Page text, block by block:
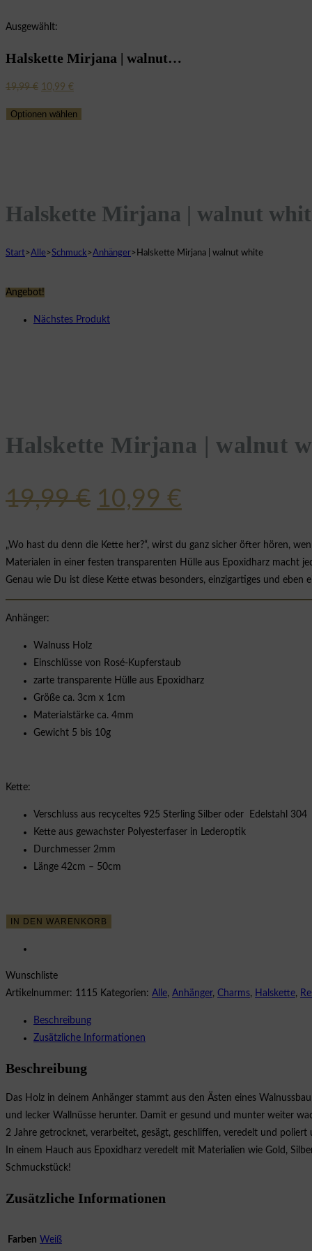
Ausgewählt:
Halskette Mirjana | walnut…
19,99€ Ursprünglicher
war:
10,99 €Aktueller
ist:
Optionen wählen
Halskette Mirjana | walnut
Start>Alle>Schmuck>Anhänger> Halskette Mirjana | walnut white
Angebot!
Nächstes Produkt
Halskette Mirjana | walnut
19,99€ Ursprünglicher
war:
19,99 €
10,99 €
ist:
10,99 €.
„Wo hast du denn die Kette her?“, wirst du ganz sicher öfter hören,
Materialen in einer festen transparenten Hülle aus Epoxidharz macht
Genau wie Du ist diese Kette etwas besonders, einzigartiges und eben
Anhänger:
Walnuss Holz
Einschlüsse von Rosé-Kupferstaub
zarte transparente Hülle aus Epoxidharz
Größe ca. 3cm x 1cm
Materialstärke ca. 4mm
Gewicht 5 bis 10g
Kette:
Verschluss aus recyceltes 925 Sterling Silber oder Edelstahl 304
Kette aus gewachster Polyesterfaser in Lederoptik
Durchmesser 2mm
Länge 42cm – 50cm
Halskette
walnut
white
IN DEN WARENKORB
Wunschliste
Artikelnummer: 1115 Kategorien: Alle, Anhänger, Charms, Halskette,
Beschreibung
Zusätzliche Informationen
Beschreibung
Das Holz in deinem Anhänger stammt aus den Ästen eines
und lecker Wallnüsse herunter. Damit er gesund und munter weiter
2 Jahre getrocknet, verarbeitet, gesägt, geschliffen, veredelt und
In einem Hauch aus Epoxidharz veredelt mit Materialien wie Gold,
Schmuckstück!
Zusätzliche Informationen
Farben Weiß